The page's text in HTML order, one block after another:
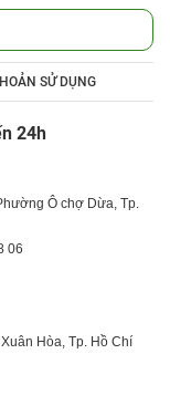
SỬ DỤNG
24h
Ô chợ Dừa, Tp.
06
Hòa, Tp. Hồ Chí